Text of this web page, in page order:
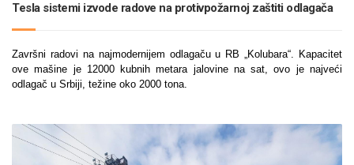
Tesla sistemi izvode radove na protivpožarnoj zaštiti odlagača
Završni radovi na najmodernijem odlagaču u RB „Kolubara“. Kapacitet
ove mašine je 12000 kubnih metara jalovine na sat, ovo je najveći
odlagač u Srbiji, težine oko 2000 tona.